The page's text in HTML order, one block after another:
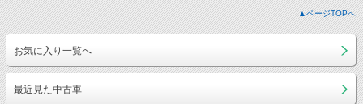
▲ページTOPへ
お気に入り一覧へ
最近見た中古車